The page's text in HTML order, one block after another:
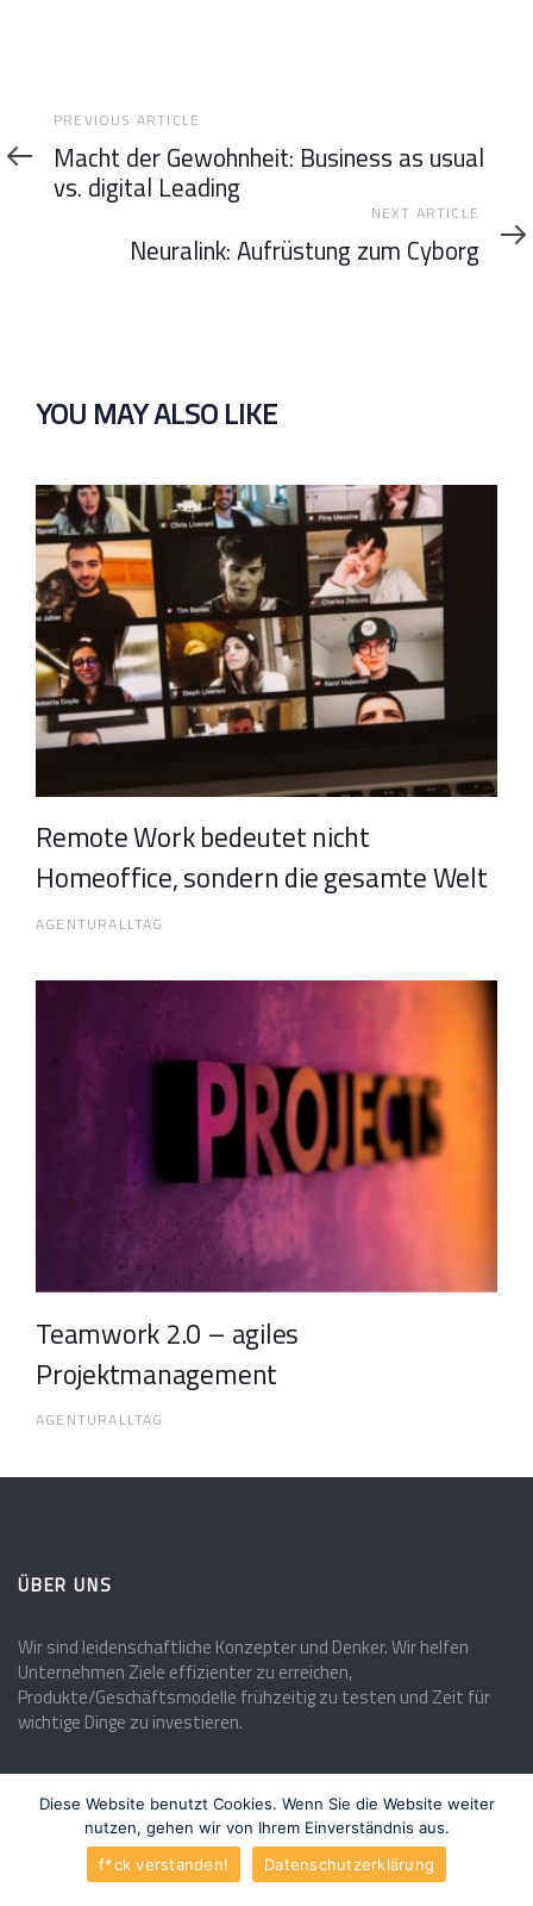
Previous
Article
PREVIOUS ARTICLE
Macht der Gewohnheit: Business as usual
vs. digital Leading
Article
NEXT ARTICLE
Neuralink: Aufrüstung zum Cyborg
YOU MAY ALSO LIKE
Remote Work bedeutet nicht
Homeoffice, sondern die gesamte Welt
AGENTURALLTAG
Teamwork 2.0 – agiles
Projektmanagement
AGENTURALLTAG
ÜBER UNS
Wir sind leidenschaftliche Konzepter und Denker. Wir helfen
Unternehmen Ziele effizienter zu erreichen,
Produkte/Geschäftsmodelle frühzeitig zu testen und Zeit für
wichtige Dinge zu investieren.
KONTAKT
Diese Website benutzt Cookies. Wenn Sie die Website weiter
nutzen, gehen wir von Ihrem Einverständnis aus.
f*ck verstanden!
Datenschutzerklärung